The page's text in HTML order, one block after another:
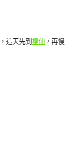
這天先到棲仙 ，再慢